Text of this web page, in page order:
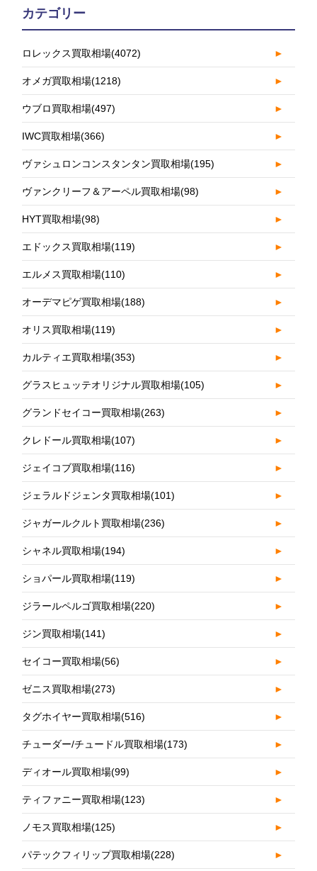
カテゴリー
ロレックス買取相場(4072) ►
オメガ買取相場(1218) ►
ウブロ買取相場(497) ►
IWC買取相場(366) ►
ヴァシュロンコンスタンタン買取相場(195) ►
ヴァンクリーフ＆アーペル買取相場(98) ►
HYT買取相場(98) ►
エドックス買取相場(119) ►
エルメス買取相場(110) ►
オーデマピゲ買取相場(188) ►
オリス買取相場(119) ►
カルティエ買取相場(353) ►
グラスヒュッテオリジナル買取相場(105) ►
グランドセイコー買取相場(263) ►
クレドール買取相場(107) ►
ジェイコブ買取相場(116) ►
ジェラルドジェンタ買取相場(101) ►
ジャガールクルト買取相場(236) ►
シャネル買取相場(194) ►
ショパール買取相場(119) ►
ジラールペルゴ買取相場(220) ►
ジン買取相場(141) ►
セイコー買取相場(56) ►
ゼニス買取相場(273) ►
タグホイヤー買取相場(516) ►
チューダー/チュードル買取相場(173) ►
ディオール買取相場(99) ►
ティファニー買取相場(123) ►
ノモス買取相場(125) ►
パテックフィリップ買取相場(228) ►